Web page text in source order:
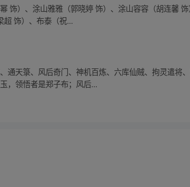
饰）、涂山雅雅（郭晓婷 饰）、涂山容容（胡连馨
超 饰）、布泰（祝...
通天箓、风后奇门、神机百炼、六库仙贼、拘灵遣将
，领悟者是郑子布；风后...